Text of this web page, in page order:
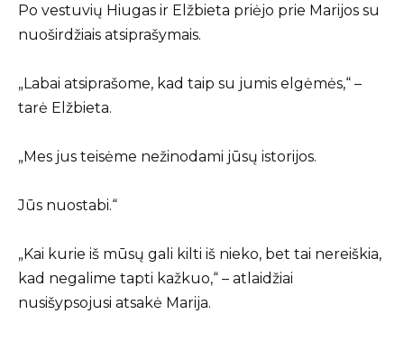
Po vestuvių Hiugas ir Elžbieta priėjo prie Marijos su
nuoširdžiais atsiprašymais.
„Labai atsiprašome, kad taip su jumis elgėmės,“ –
tarė Elžbieta.
„Mes jus teisėme nežinodami jūsų istorijos.
Jūs nuostabi.“
„Kai kurie iš mūsų gali kilti iš nieko, bet tai nereiškia,
kad negalime tapti kažkuo,“ – atlaidžiai
nusišypsojusi atsakė Marija.